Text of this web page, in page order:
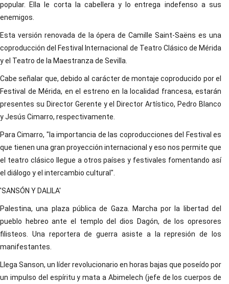
popular. Ella le corta la cabellera y lo entrega indefenso a sus
enemigos.
Esta versión renovada de la ópera de Camille Saint-Saëns es una
coproducción del Festival Internacional de Teatro Clásico de Mérida
y el Teatro de la Maestranza de Sevilla.
Cabe señalar que, debido al carácter de montaje coproducido por el
Festival de Mérida, en el estreno en la localidad francesa, estarán
presentes su Director Gerente y el Director Artístico, Pedro Blanco
y Jesús Cimarro, respectivamente.
Para Cimarro, "la importancia de las coproducciones del Festival es
que tienen una gran proyección internacional y eso nos permite que
el teatro clásico llegue a otros países y festivales fomentando así
el diálogo y el intercambio cultural".
'SANSÓN Y DALILA'
Palestina, una plaza pública de Gaza. Marcha por la libertad del
pueblo hebreo ante el templo del dios Dagón, de los opresores
filisteos. Una reportera de guerra asiste a la represión de los
manifestantes.
Llega Sanson, un líder revolucionario en horas bajas que poseído por
un impulso del espíritu y mata a Abimelech (jefe de los cuerpos de